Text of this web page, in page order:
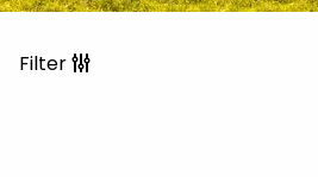
Filter